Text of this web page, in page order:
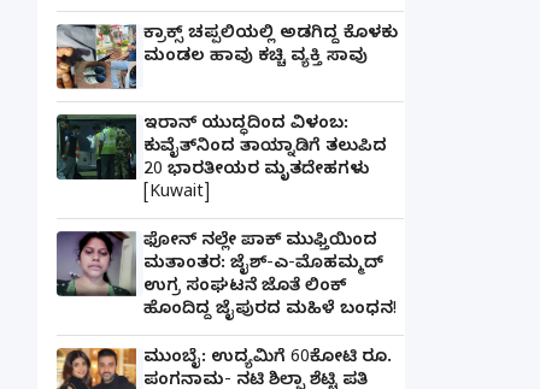
ಕ್ರಾಕ್ಸ್ ಚಪ್ಪಲಿಯಲ್ಲಿ ಅಡಗಿದ್ದ ಕೊಳಕು
ಮಂಡಲ ಹಾವು ಕಚ್ಚಿ ವ್ಯಕ್ತಿ ಸಾವು
ಇರಾನ್ ಯುದ್ಧದಿಂದ ವಿಳಂಬ:
ಕುವೈತ್‌ನಿಂದ ತಾಯ್ನಾಡಿಗೆ ತಲುಪಿದ
20 ಭಾರತೀಯರ ಮೃತದೇಹಗಳು
[Kuwait]
ಫೋನ್ ನಲ್ಲೇ ಪಾಕ್ ಮುಫ್ತಿಯಿಂದ
ಮತಾಂತರ: ಜೈಶ್-ಎ-ಮೊಹಮ್ಮದ್
ಉಗ್ರ ಸಂಘಟನೆ ಜೊತೆ ಲಿಂಕ್
ಹೊಂದಿದ್ದ ಜೈಪುರದ ಮಹಿಳೆ ಬಂಧನ!
ಮುಂಬೈ: ಉದ್ಯಮಿಗೆ 60ಕೋಟಿ ರೂ.
ಪಂಗನಾಮ- ನಟಿ ಶಿಲ್ಪಾ ಶೆಟ್ಟಿ ಪತಿ